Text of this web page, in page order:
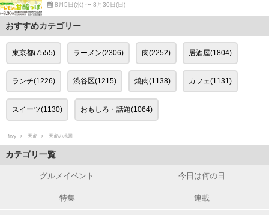
8月5日(水) 〜 8月30日(日)
おすすめカテゴリー
東京都(7555) ラーメン(2306) 肉(2252) 居酒屋(1804)
ランチ(1226) 渋谷区(1215) 焼肉(1138) カフェ(1131)
スイーツ(1130) おもしろ・話題(1064)
favy 天虎 天虎の地図
カテゴリ一覧
グルメイベント 今日は何の日
特集 連載